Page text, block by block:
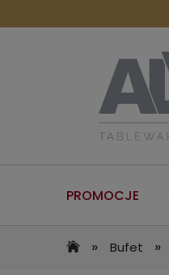
PROMOCJE
» Bufet »